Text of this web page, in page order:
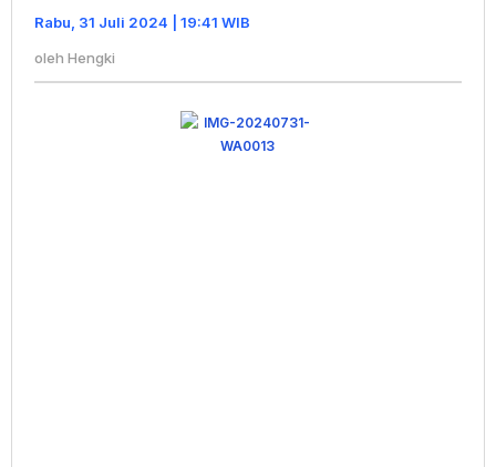
Internasional
Expo
Rabu, 31 Juli 2024 | 19:41 WIB
oleh Hengki